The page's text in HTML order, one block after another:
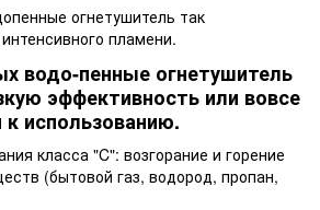
огнетушитель так
пламени.
водо-пенные огнетушитель
эффективность или вовсе
к использованию.
класса "C": возгорание и горение
(бытовой газ, водород, пропан,